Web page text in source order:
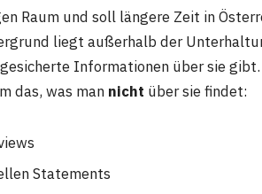
Raum und soll längere Zeit in
liegt außerhalb der
Informationen über sie
das, was man nicht über sie findet:
Statements